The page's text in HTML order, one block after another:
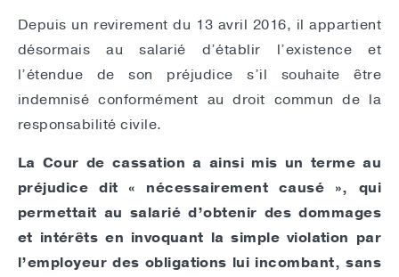
Depuis un revirement du 13 avril 2016, il appartient
désormais au salarié d’établir l’existence et
l’étendue de son préjudice s’il souhaite être
indemnisé conformément au droit commun de la
responsabilité civile.
La Cour de cassation a ainsi mis un terme au
préjudice dit « nécessairement causé », qui
permettait au salarié d’obtenir des dommages
et intérêts en invoquant la simple violation par
l’employeur des obligations lui incombant, sans